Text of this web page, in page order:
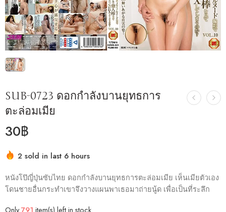
SUB-0723 ดอกกำลังบานยุทธการ
ตะล่อมเมีย
30฿
2 sold in last 6 hours
หนังโป๊ญี่ปุ่นซับไทย ดอกกำลังบานยุทธการตะล่อมเมีย เห็นเมียตัวเอง
โดนชายอื่นกระทำเขาจึงวางแผนพาเธอมาถ่ายนู้ด เพื่อเป็นที่ระลึก
Only791 item(s) left in stock.